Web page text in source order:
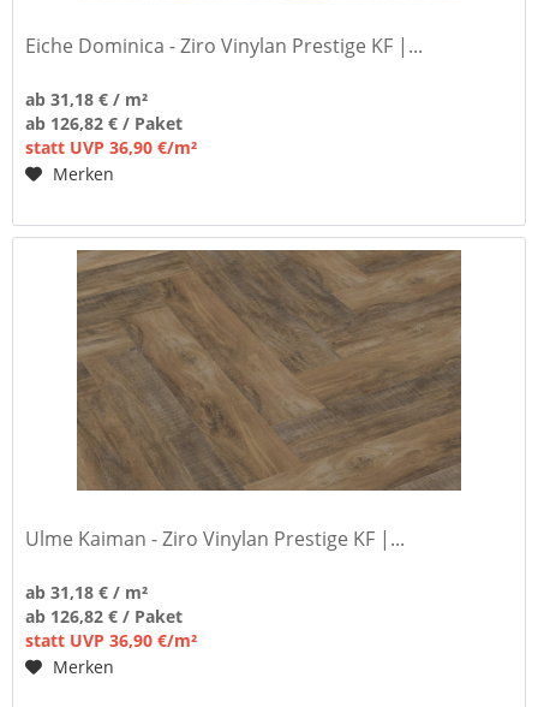
Eiche Dominica - Ziro Vinylan Prestige KF |...
ab 31,18 € / m²
ab 126,82 € / Paket
statt UVP 36,90 €/m²
Merken
Ulme Kaiman - Ziro Vinylan Prestige KF |...
ab 31,18 € / m²
ab 126,82 € / Paket
statt UVP 36,90 €/m²
Merken